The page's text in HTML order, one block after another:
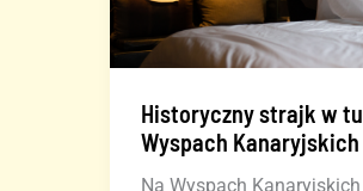
Historyczny strajk w
Wyspach Kanaryjskich
Na Wyspach